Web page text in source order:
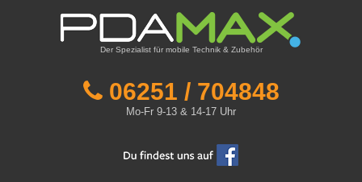
Der Spezialist für mobile Technik & Zubehör
06251 / 704848
Mo-Fr 9-13 & 14-17 Uhr